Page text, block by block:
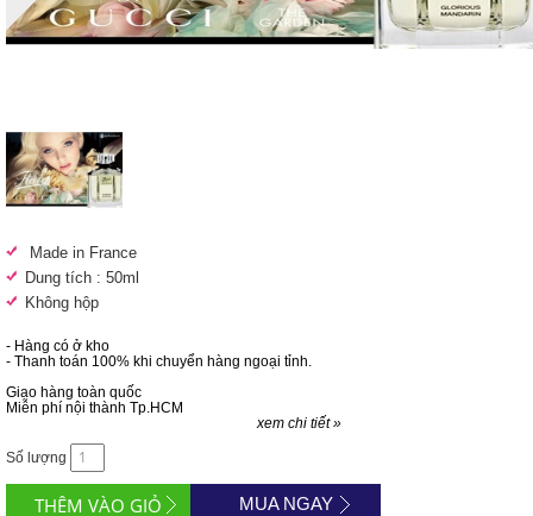
Made in France
Dung tích : 50ml
Không hộp
- Hàng có ở kho
- Thanh toán 100% khi chuyển hàng ngoại tỉnh.
Giao hàng toàn quốc
Miễn phí nội thành Tp.HCM
xem chi tiết »
Số lượng
MUA NGAY